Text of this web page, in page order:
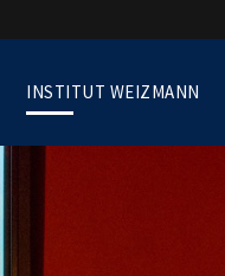
INSTITUT WEIZMANN